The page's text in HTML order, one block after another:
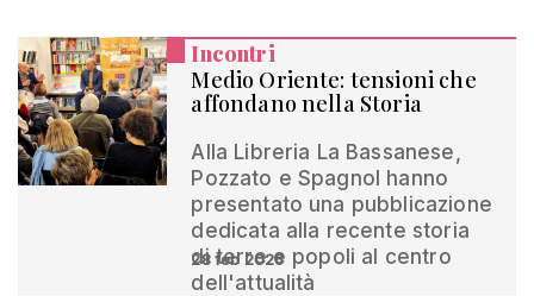
Incontri
Medio Oriente: tensioni che
affondano nella Storia
Alla Libreria La Bassanese,
Pozzato e Spagnol hanno
presentato una pubblicazione
dedicata alla recente storia
di terre e popoli al centro
dell'attualità
28 feb 2026